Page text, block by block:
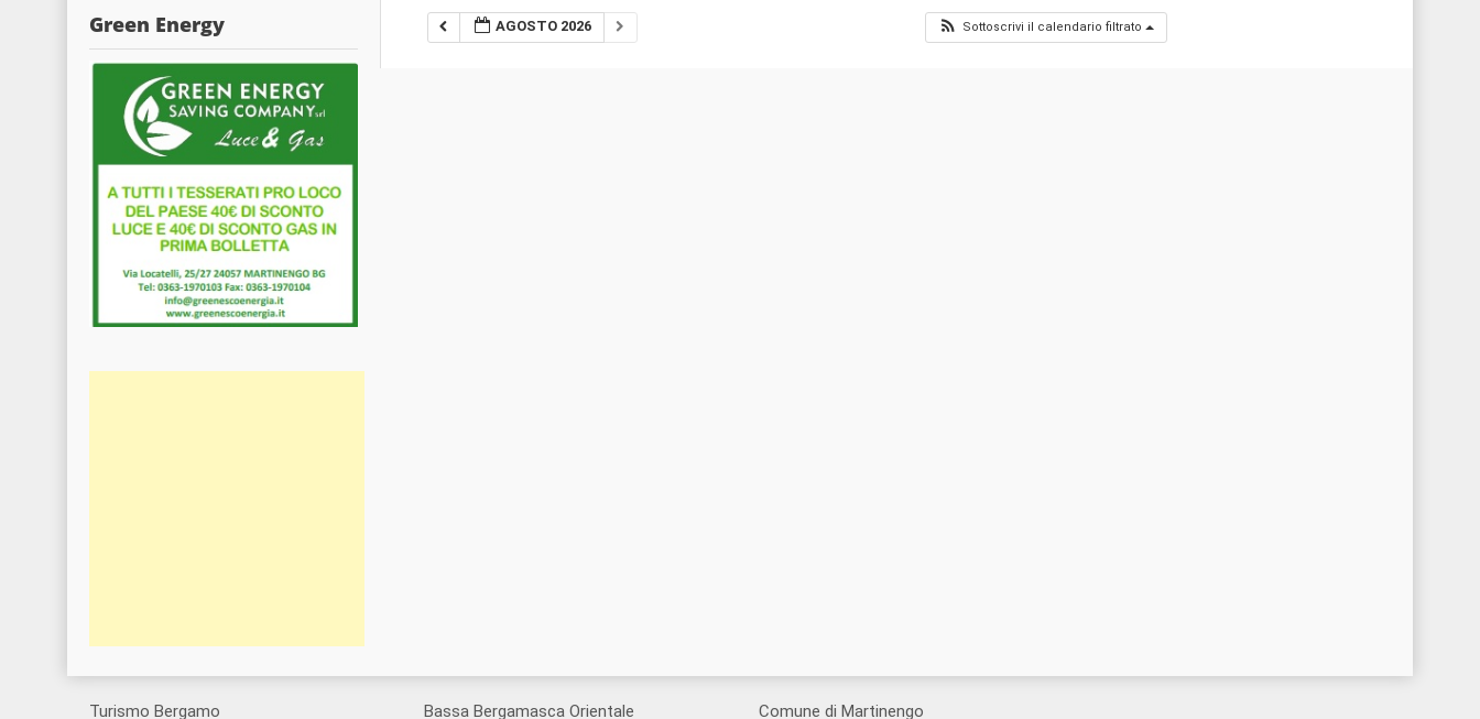
AGOSTO 2026 Sottoscrivi il calendario filtrato
Green Energy
Turismo Bergamo Bassa Bergamasca Orientale Comune di Martinengo